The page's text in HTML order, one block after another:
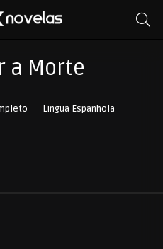
a Morte
Lingua Espanhola